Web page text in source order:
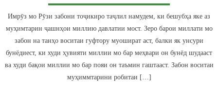
Имрӯз мо Рӯзи забони тоҷикиро таҷлил намудем, ки бешубҳа яке аз
муҳимтарин ҷашнҳои миллию давлатии мост. Зеро барои миллати мо
забон на танҳо воситаи гуфтору муошират аст, балки як унсури
бунёдиест, ки худи ҳувияти миллии мо бар меҳвари он бунёд шудааст
ва худи бақои миллии мо бар пояи он таъмин гаштааст. Забон воситаи
муҳиммтарини робитаи […]